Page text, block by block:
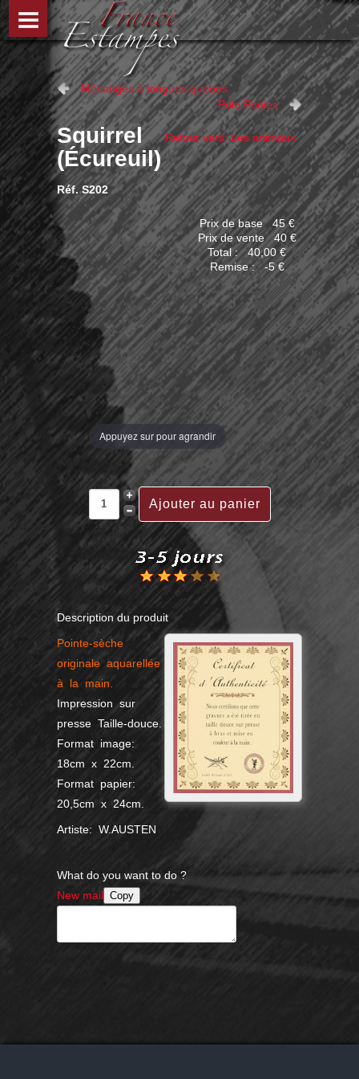
Mésanges à longues queues
Polo Ponies
Retour vers: Les animaux
Squirrel
(Écureuil)
Réf. S202
Appuyez sur pour agrandir
Prix de base
45 €
Prix ​​de vente
40 €
Total :
40,00 €
Remise :
-5 €
Description du produit
Pointe-sèche
originale aquarellée
à la main.
Impression sur
presse Taille-douce.
Format image:
18cm x 22cm.
Format papier:
20,5cm x 24cm.
Artiste: W.AUSTEN
What do you want to do ?
New mail Copy